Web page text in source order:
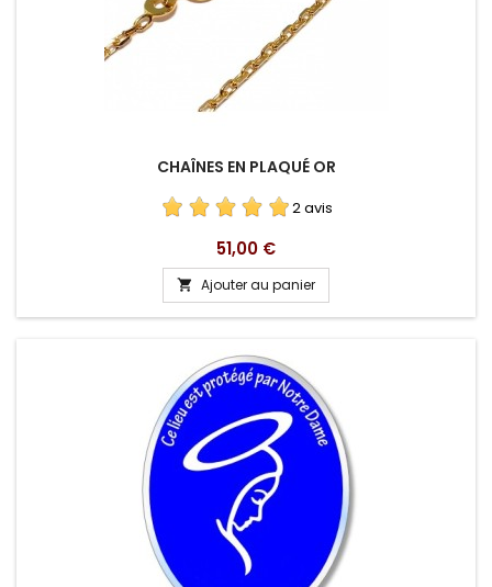
CHAÎNES EN PLAQUÉ OR
2 avis
Prix
51,00 €
 Ajouter au panier